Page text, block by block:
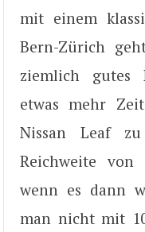
mit einem
Bern-Zürich
ziemlich gutes
etwas mehr
Nissan Leaf
Reichweite
wenn es dann
man nicht mit